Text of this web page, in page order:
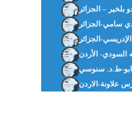
بلخير – الجزائر
كابو-ط.د. سنوسي